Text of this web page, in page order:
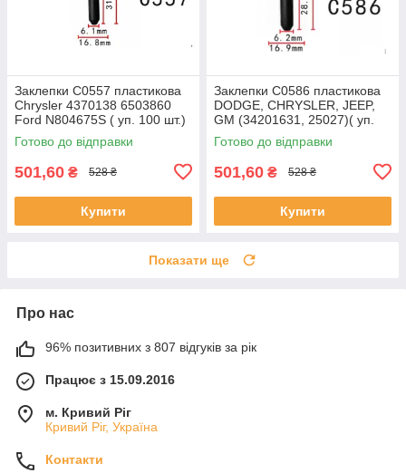
Заклепки C0557 пластикова
Chrysler 4370138 6503860
Ford N804675S ( уп. 100 шт.)
Готово до відправки
501,60 ₴ 528 ₴
Купити
Заклепки C0586 пластикова
DODGE, CHRYSLER, JEEP,
GM (34201631, 25027)( уп.
100 шт.)
Готово до відправки
501,60 ₴ 528 ₴
Купити
Показати ще
Про нас
96% позитивних з 807 відгуків за рік
Працює з 15.09.2016
м. Кривий Ріг
Кривий Ріг, Україна
Контакти